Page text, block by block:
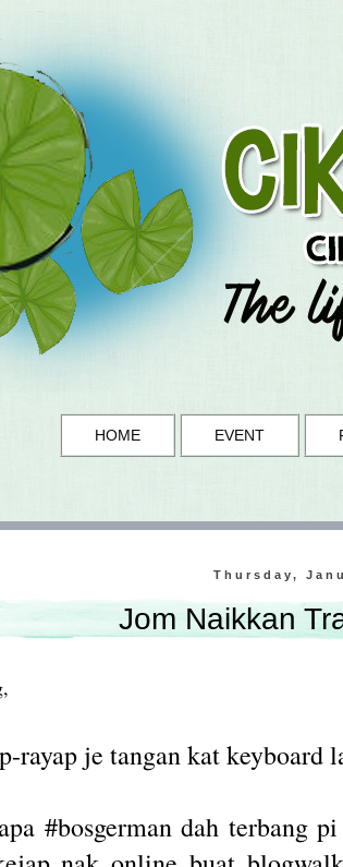
HOME EVENT
Thursday,
Jom Naikkan
rayap je tangan kat keyboard
#bosgerman dah terbang